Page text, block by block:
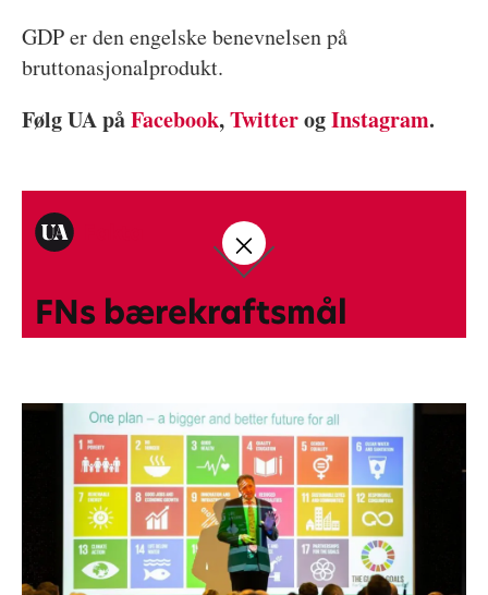
GDP er den engelske benevnelsen på
bruttonasjonalprodukt.
Følg UA påFacebook,TwitterogInstagram.
FNs bærekraftsmål